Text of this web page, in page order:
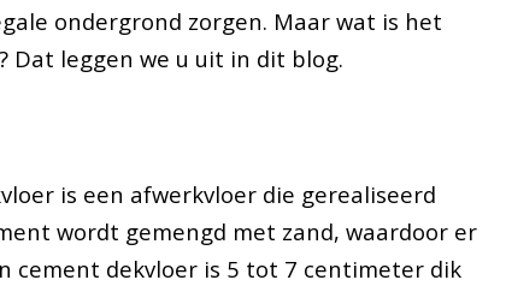
ondergrond zorgen. Maar wat is het
Dat leggen we u uit in dit blog.
is een afwerkvloer die gerealiseerd
wordt gemengd met zand, waardoor er
cement dekvloer is 5 tot 7 centimeter dik